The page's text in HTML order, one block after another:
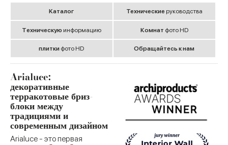
Kаталог Технические руководства
Tехническую информацию Комнат фото HD
плитки фото HD Обращайтесь к нам
Arialuce:
декоративные
терракотовые бриз-
блоки между
традициями и
современным дизайном
Arialuce - это первая